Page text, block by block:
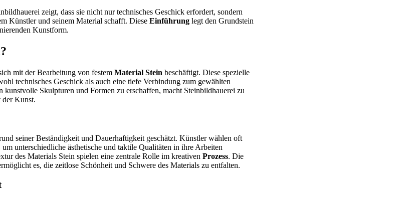
zeigt, dass sie nicht nur technisches Geschick erfordert, sondern
Künstler und seinem Material schafft. Diese Einführung legt den Grundstein
Kunstform.
mit der Bearbeitung von festem Material Stein beschäftigt. Diese spezielle
technisches Geschick als auch eine tiefe Verbindung zum gewählten
Skulpturen und Formen zu erschaffen, macht Steinbildhauerei zu
der Kunst.
seiner Beständigkeit und Dauerhaftigkeit geschätzt. Künstler wählen oft
unterschiedliche ästhetische und taktile Qualitäten in ihre Arbeiten
des Materials Stein spielen eine zentrale Rolle im kreativen Prozess. Die
es, die zeitlose Schönheit und Schwere des Materials zu entfalten.